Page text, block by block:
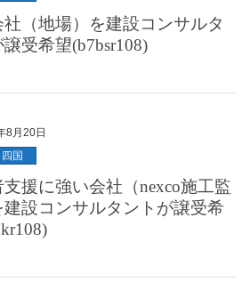
（地場）を建設コンサルタ
譲受希望(b7bsr108)
8月20日
国
援に強い会社（nexco施工監
建設コンサルタントが譲受希